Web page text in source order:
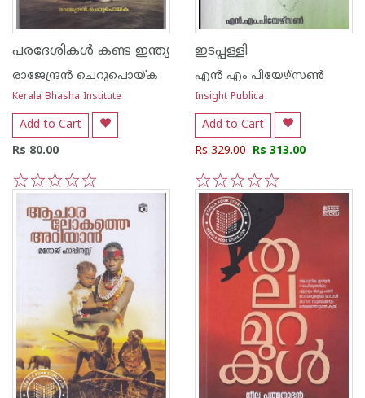
പരദേശികള്‍ കണ്ട ഇന്ത്യ
രാജേന്ദ്രന്‍ ചെറുപൊയ്ക
Kerala Bhasha Institute
Add to Cart
Rs 80.00
5
2
1
ഇടപ്പള്ളി
എന്‍ എം പിയേഴ്സണ്‍
Insight Publica
Add to Cart
Rs 329.00 Rs 313.00
5
4
3
2
1